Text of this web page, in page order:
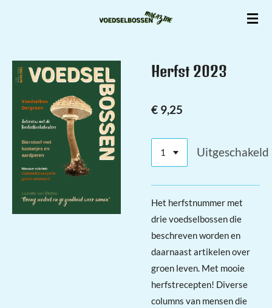
de
hoofdinhoud
Herfst 2023
€ 9,25
Uitgeschakeld
Het herfstnummer met
drie voedselbossen die
beschreven worden en
daarnaast artikelen over
groen leven. Met mooie
herfstrecepten! Diverse
columns van mensen die